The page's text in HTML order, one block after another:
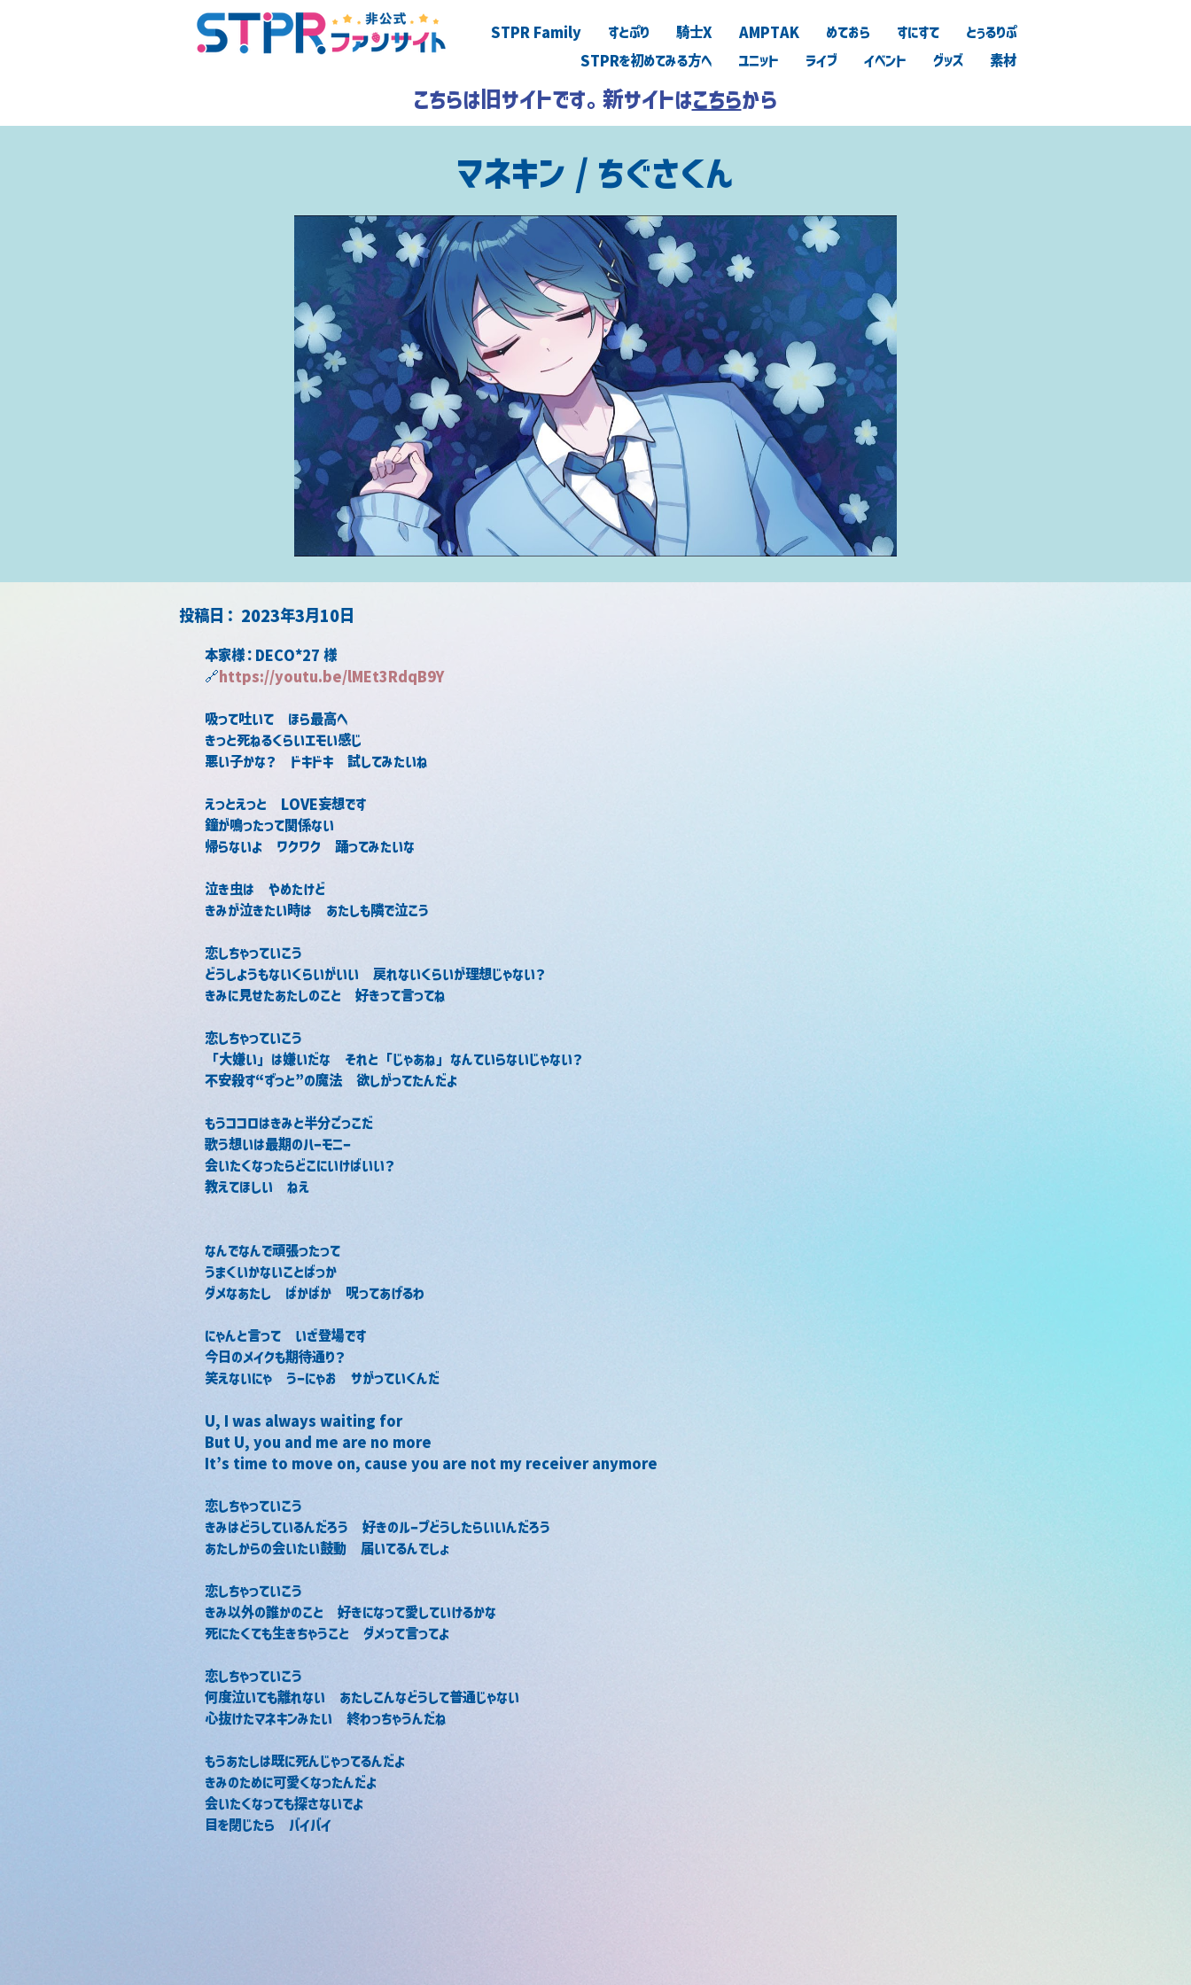
STPR Family すとぷり 騎士X AMPTAK めておら すにすて
とぅるりぷ
STPRを初めてみる方へ
ユニット ライブ イベント グッズ 素材
こちらは旧サイトです。新サイトはこちらから
マネキン / ちぐさくん
2023年3月10日
​投稿日：
本家様：DECO*27 様
🔗https://youtu.be/lMEt3RdqB9Y
吸って吐いて　ほら最高へ
きっと死ねるくらいエモい感じ
悪い子かな？　ドキドキ　試してみたいね
えっとえっと　LOVE妄想です
鐘が鳴ったって関係ない
帰らないよ　ワクワク　踊ってみたいな
泣き虫は　やめたけど
きみが泣きたい時は　あたしも隣で泣こう
恋しちゃっていこう
どうしようもないくらいがいい　戻れないくらいが理想じゃない？
きみに見せたあたしのこと　好きって言ってね
恋しちゃっていこう
「大嫌い」は嫌いだな　それと「じゃあね」なんていらないじゃない？
不安殺す“ずっと”の魔法　欲しがってたんだよ
もうココロはきみと半分ごっこだ
歌う想いは最期のハーモニー
会いたくなったらどこにいけばいい？
教えてほしい　ねえ
なんでなんで頑張ったって
うまくいかないことばっか
ダメなあたし　ばかばか　呪ってあげるわ
にゃんと言って　いざ登場です
今日のメイクも期待通り？
笑えないにゃ　うーにゃお　サがっていくんだ
U, I was always waiting for
But U, you and me are no more
It’s time to move on, cause you are not my receiver anymore
恋しちゃっていこう
きみはどうしているんだろう　好きのループどうしたらいいんだろう
あたしからの会いたい鼓動　届いてるんでしょ
恋しちゃっていこう
きみ以外の誰かのこと　好きになって愛していけるかな
死にたくても生きちゃうこと　ダメって言ってよ
恋しちゃっていこう
何度泣いても離れない　あたしこんなどうして普通じゃない
心抜けたマネキンみたい　終わっちゃうんだね
もうあたしは既に死んじゃってるんだよ
きみのために可愛くなったんだよ
会いたくなっても探さないでよ
目を閉じたら　バイバイ